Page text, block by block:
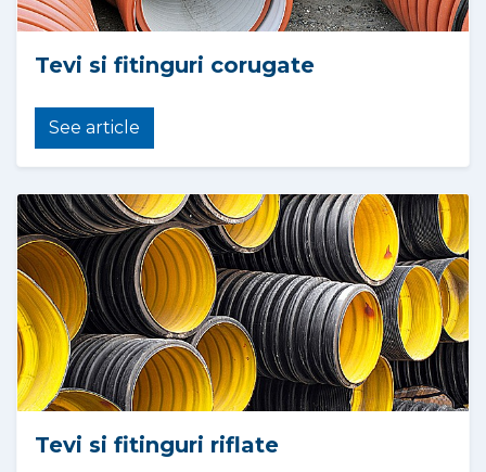
Tevi si fitinguri corugate
See article
Tevi si fitinguri riflate